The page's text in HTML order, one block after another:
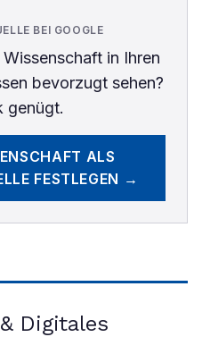
BEI GOOGLE
Wissenschaftin Ihren
bevorzugt sehen?
genügt.
ALS
FESTLEGEN →
Digitales